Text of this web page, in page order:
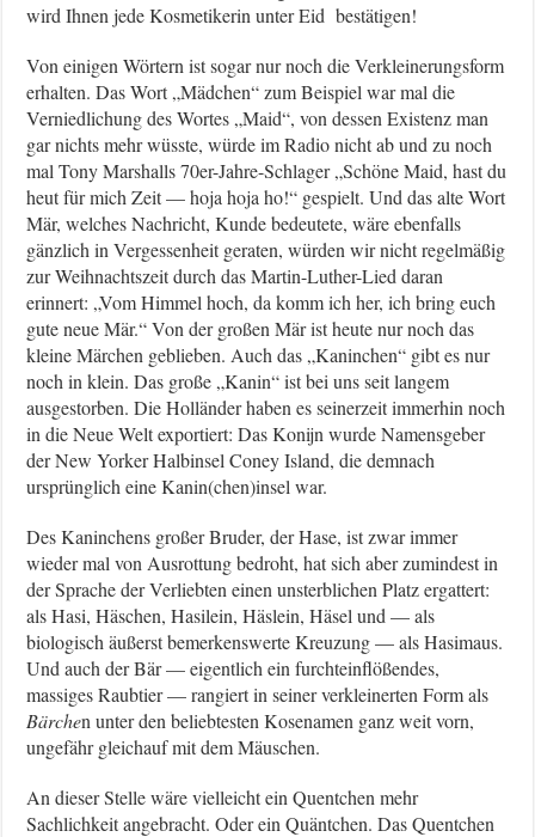
wird Ihnen jede Kosmetikerin unter Eid bestätigen!
Von einigen Wörtern ist sogar nur noch die Verkleinerungsform
erhalten. Das Wort „Mädchen“ zum Beispiel war mal die
Verniedlichung des Wortes „Maid“, von dessen Existenz man
gar nichts mehr wüsste, würde im Radio nicht ab und zu noch
mal Tony Marshalls 70er-Jahre-Schlager „Schöne Maid, hast du
heut für mich Zeit — hoja hoja ho!“ gespielt. Und das alte Wort
Mär, welches Nachricht, Kunde bedeutete, wäre ebenfalls
gänzlich in Vergessenheit geraten, würden wir nicht regelmäßig
zur Weihnachtszeit durch das Martin-Luther-Lied daran
erinnert: „Vom Himmel hoch, da komm ich her, ich bring euch
gute neue Mär.“ Von der großen Mär ist heute nur noch das
kleine Märchen geblieben. Auch das „Kaninchen“ gibt es nur
noch in klein. Das große „Kanin“ ist bei uns seit langem
ausgestorben. Die Holländer haben es seinerzeit immerhin noch
in die Neue Welt exportiert: Das Konijn wurde Namensgeber
der New Yorker Halbinsel Coney Island, die demnach
ursprünglich eine Kanin(chen)insel war.
Des Kaninchens großer Bruder, der Hase, ist zwar immer
wieder mal von Ausrottung bedroht, hat sich aber zumindest in
der Sprache der Verliebten einen unsterblichen Platz ergattert:
als Hasi, Häschen, Hasilein, Häslein, Häsel und — als
biologisch äußerst bemerkenswerte Kreuzung — als Hasimaus.
Und auch der Bär — eigentlich ein furchteinflößendes,
massiges Raubtier — rangiert in seiner verkleinerten Form als
Bärchen unter den beliebtesten Kosenamen ganz weit vorn,
ungefähr gleichauf mit dem Mäuschen.
An dieser Stelle wäre vielleicht ein Quentchen mehr
Sachlichkeit angebracht. Oder ein Quäntchen. Das Quentchen